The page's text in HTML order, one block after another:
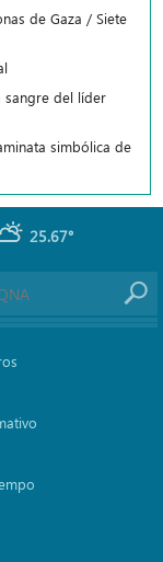
de Gaza / Siete
sangre del líder
simbólica de
25.67°